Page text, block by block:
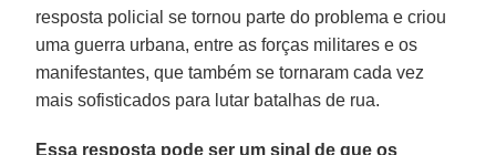
resposta policial se tornou parte do problema e criou
uma guerra urbana, entre as forças militares e os
manifestantes, que também se tornaram cada vez
mais sofisticados para lutar batalhas de rua.
Essa resposta pode ser um sinal de que os